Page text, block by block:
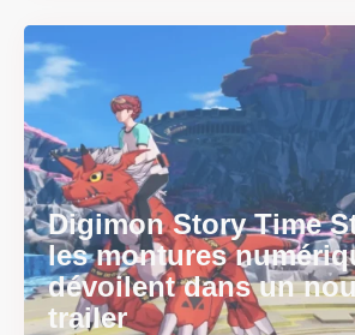
Digimon Story Time
les montures
dévoilent dans un
trailer